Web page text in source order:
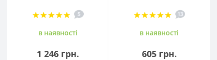
5
в наявностi
1 246 грн.
13
в наявностi
605 грн.